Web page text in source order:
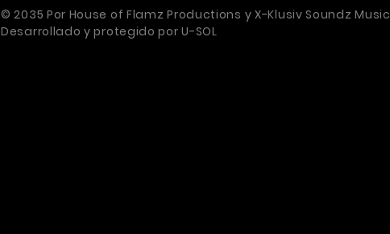
© 2035 Por House of Flamz Productions y X-Klusiv Soundz Music
Desarrollado y protegido porU-SOL